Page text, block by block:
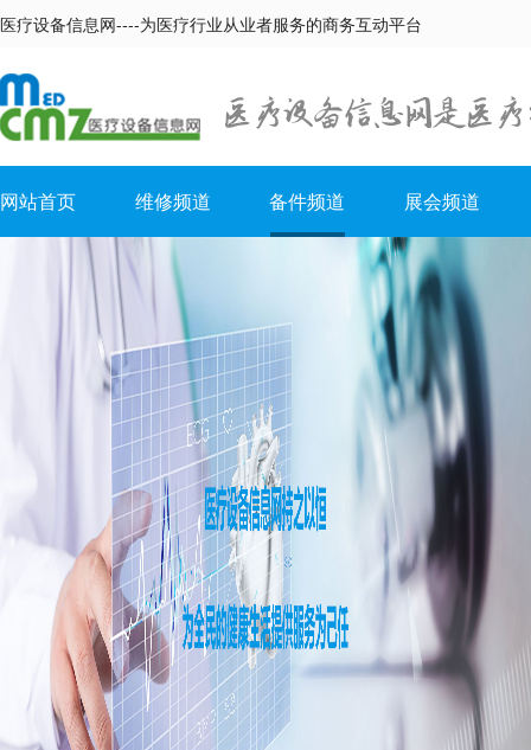
医疗设备信息网----为医疗行业从业者服务的商务互动平台
网站首页 维修频道 备件频道 展会频道